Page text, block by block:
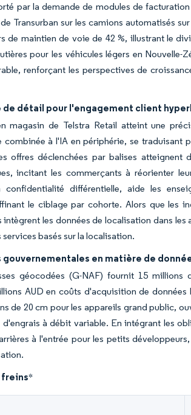
par la demande de modules de
Transurban sur les camions automatisés
de maintien de voie de 42 %, illustrant le
pour les véhicules légers en
renforçant les perspectives de
de détail pour l'engagement client
magasin de Telstra Retail atteint une
combinée à l'IA en périphérie, se traduisant
offres déclenchées par balises
incitant les commerçants à réorienter
différentielle, aide les
le ciblage par cohorte. Alors que les
les données de localisation dans
basés sur la localisation.
en matière de
géocodées (G-NAF) fournit 15 millions
AUD en coûts d'acquisition de données
de 20 cm pour les appareils grand public,
à débit variable. En intégrant les
à l'entrée pour les petits
freins*